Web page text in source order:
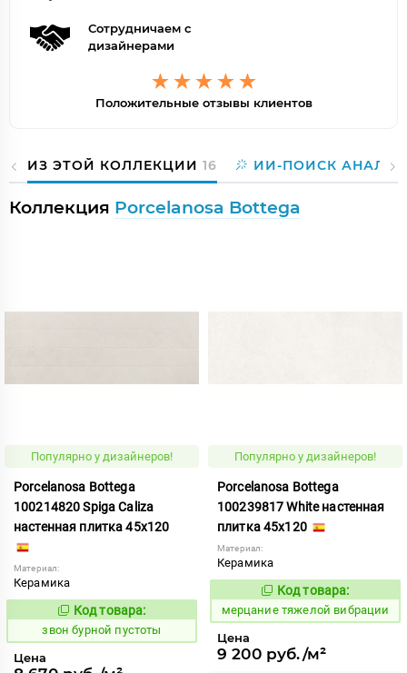
Сотрудничаем с
дизайнерами
Положительные отзывы клиентов
ИЗ ЭТОЙ КОЛЛЕКЦИИ 16 ИИ-ПОИСК
Коллекция Porcelanosa Bottega
Популярно у дизайнеров!
Porcelanosa Bottega
100214820 Spiga Caliza
настенная плитка 45x120
Материал:
Керамика
454074
Код товара:
звон бурной пустоты
Цена
Популярно у дизайнеров!
Porcelanosa Bottega
100239817 White настенная
плитка 45x120
Материал:
Керамика
982135
Код товара:
мерцание тяжелой вибрации
Цена
9 200 руб./м²